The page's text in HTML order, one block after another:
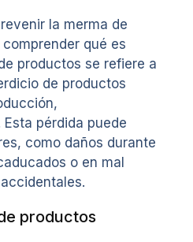
la merma de
qué es
productos se refiere a
de productos
pérdida puede
como daños durante
o en mal
productos